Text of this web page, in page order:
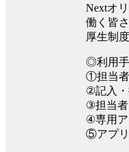
Nextオ
働く皆
厚生制
◎利用
①担当者
②記入・
③担当者
④専用ア
⑤アプリ